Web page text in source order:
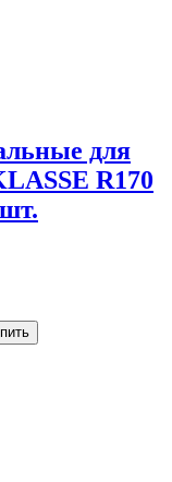
для
R170